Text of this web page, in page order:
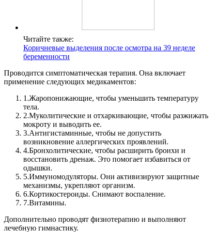
Читайте также:
Коричневые выделения после осмотра на 39 неделе
беременности
Проводится симптоматическая терапия. Она включает
применение следующих медикаментов:
1.Жаропонижающие, чтобы уменьшить температуру
тела.
2.Муколитические и отхаркивающие, чтобы разжижать
мокроту и выводить ее.
3.Антигистаминные, чтобы не допустить
возникновение аллергических проявлений.
4.Бронхолитические, чтобы расширить бронхи и
восстановить дренаж. Это помогает избавиться от
одышки.
5.Иммуномодуляторы. Они активизируют защитные
механизмы, укрепляют организм.
6.Кортикостероиды. Снимают воспаление.
7.Витамины.
Дополнительно проводят физиотерапию и выполняют
лечебную гимнастику.